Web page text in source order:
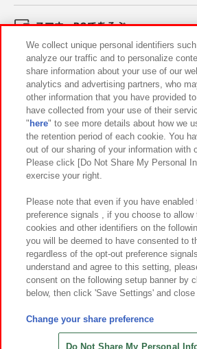
スマホ・PCであそぶ
イベント・キャンペーン
関連会社 サステナビリティ
プライバシーポリシー ウェブアクセシビ
お取引先さまとともに
カスタマーハラスメント対応方針 よくある
©Bandai Namco Amusement
©Bandai Namco Amusement
©HANAYASHIKI Co., Ltd. All Rights
We collect unique personal identifiers
analyze our traffic and to personalize
share information about your use of our
analytics and advertising partners, who
other information that you have provided
have collected from your use of their
" here" to see more details about how we
the retention period of each cookie. You
out of our sharing of your information with
Please click [Do Not Share My Personal
exercise your right.
Please note that even if you have enabled
preference signals , if you choose to allow
cookies and other identifiers on the
you will be deemed to have consented to
regardless of the opt-out preference
understand and agree to this setting,
consent on the following setup banner by
below, then click 'Save Settings' and close
Change your share preference
Do Not Share My Personal